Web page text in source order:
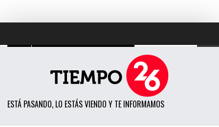
ESTÁ PASANDO, LO ESTÁS VIENDO Y TE INFORMAMOS
POLÍTICA